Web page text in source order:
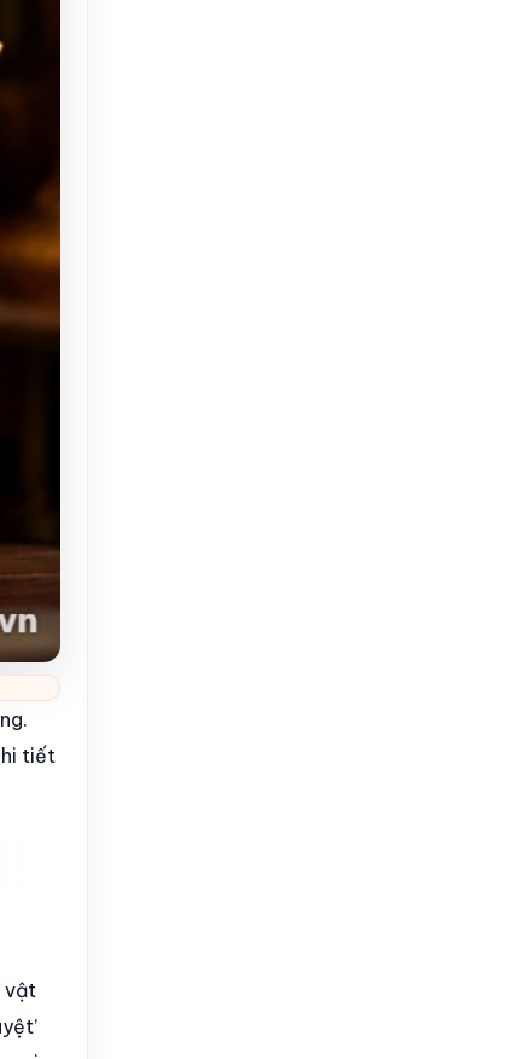
tiết
vật